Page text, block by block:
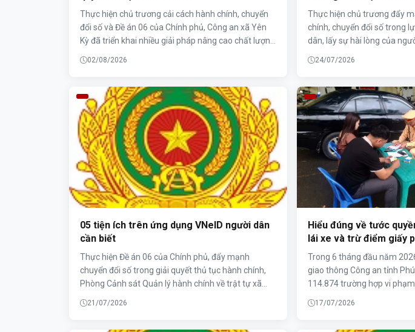
Thực hiện chủ trương cải cách hành chính, chuyển
đổi số và Đề án 06 của Chính phủ, Công an xã Yên
Kỳ đã triển khai nhiều giải pháp nâng cao chất lượng
02/08/2026
VNeID tại Công an xã
Thực hiện chủ trương đẩy
chính, chuyển đổi số trong
dân, lấy sự hài lòng của
giá chất lượng giải quyết
ứng dụng VNeID.
24/07/2026
05 tiện ích trên ứng dụng VNeID người dân
cần biết
Thực hiện Đề án 06 của Chính phủ, đẩy mạnh
chuyển đổi số trong giải quyết thủ tục hành chính,
Phòng Cảnh sát Quản lý hành chính về trật tự xã
21/07/2026
Hiểu đúng về tước
lái xe và trừ điểm giấy
Trong 6 tháng đầu năm
giao thông Công an tỉnh
114.874 trường hợp vi
17/07/2026